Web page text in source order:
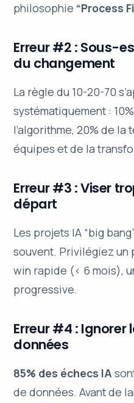
philosophie “Process
Erreur #2 : Sous-
du changement
La règle du 10-20-70
systématiquement :
l’algorithme, 20% de la
équipes et de la
Erreur #3 : Viser
départ
Les projets IA “big
souvent. Privilégiez un
win rapide (< 6 mois),
progressive.
Erreur #4 : Ignorer
données
85% des échecs IA
de données. Avant de